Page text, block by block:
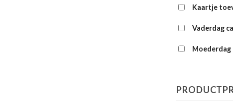
Kaartje
Vaderdag
Moederdag